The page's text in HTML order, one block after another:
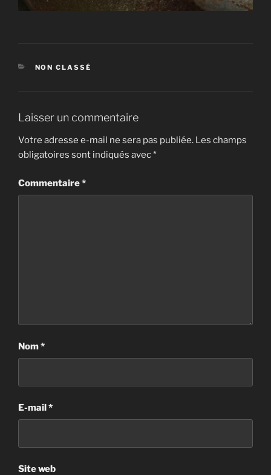
CATÉGORIES
NON CLASSÉ
Laisser un commentaire
Votre adresse e-mail ne sera pas publiée. Les champs
obligatoires sont indiqués avec*
Commentaire*
Nom*
E-mail*
Site web